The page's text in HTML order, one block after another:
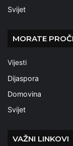
Svijet
MORATE
Vijesti
Dijaspora
Domovina
Svijet
VAŽNI LINKOVI